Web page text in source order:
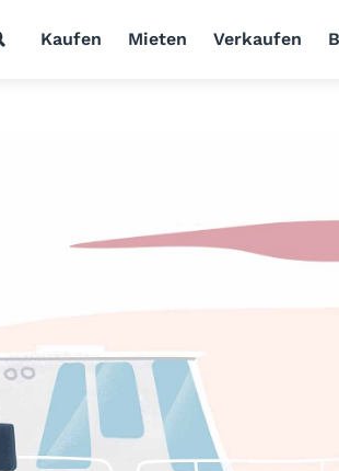
Kaufen Mieten Verkaufen